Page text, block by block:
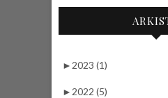
► 2023 (1)
► 2022 (5)